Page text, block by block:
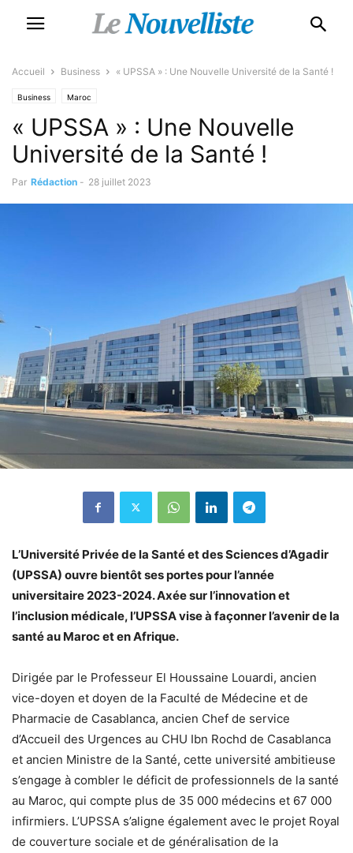
Accueil Business « UPSSA » : Une Nouvelle Université de la Santé !
Business Maroc
« UPSSA » : Une Nouvelle
Université de la Santé !
Par Rédaction - 28 juillet 2023
L’Université Privée de la Santé et des Sciences d’Agadir
(UPSSA) ouvre bientôt ses portes pour l’année
universitaire 2023-2024. Axée sur l’innovation et
l’inclusion médicale, l’UPSSA vise à façonner l’avenir de la
santé au Maroc et en Afrique.
Dirigée par le Professeur El Houssaine Louardi, ancien
vice-doyen et doyen de la Faculté de Médecine et de
Pharmacie de Casablanca, ancien Chef de service
d’Accueil des Urgences au CHU Ibn Rochd de Casablanca
et ancien Ministre de la Santé, cette université ambitieuse
s’engage à combler le déficit de professionnels de la santé
au Maroc, qui compte plus de 35 000 médecins et 67 000
infirmiers. L’UPSSA s’aligne également avec le projet Royal
de couverture sociale et de généralisation de la